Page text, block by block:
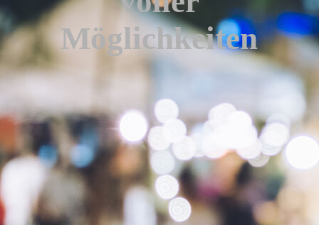
Möglichkeiten